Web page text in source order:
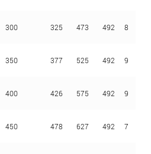
300 325 473 492 8
350 377 525 492 9
400 426 575 492 9
450 478 627 492 7